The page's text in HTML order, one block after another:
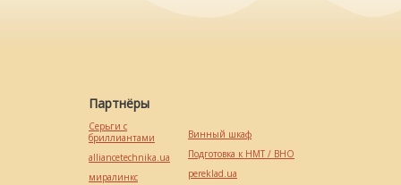
Партнёры
Серьги с
бриллиантами
alliancetechnika.ua
миралинкс
Винный шкаф
Подготовка к НМТ / ВНО
pereklad.ua